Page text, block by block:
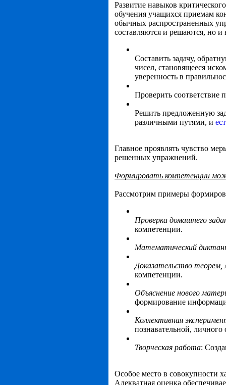
Развитие навыков
обучения учащихся приемам
обычных распространенных
составляются и решаются, но
Составить задачу,
чисел, становящееся
уверенность в
Проверить соответствие
Решить предложенную
различными путями, и
Главное проявлять чувство
решенных упражнений.
Формировать компетенции
Рассмотрим примеры
Проверка домашнего
компетенции.
Математический
Доказательство теорем,
компетенции.
Объяснение нового
формирование
Коллективная
познавательной,
Творческая работа:
Особое место в совокупности
Адекватная оценка